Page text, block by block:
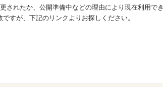
されたか、公開準備中などの理由により現在利用でき
すが、下記のリンクよりお探しください。